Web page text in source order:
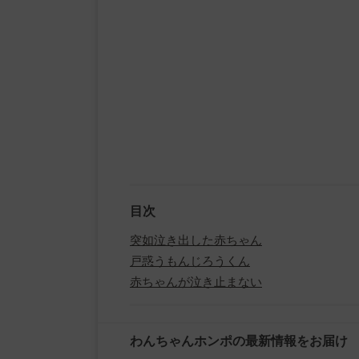
目次
突如泣き出した赤ちゃん
戸惑うもんじろうくん
赤ちゃんが泣き止まない
わんちゃんホンポの最新情報をお届け